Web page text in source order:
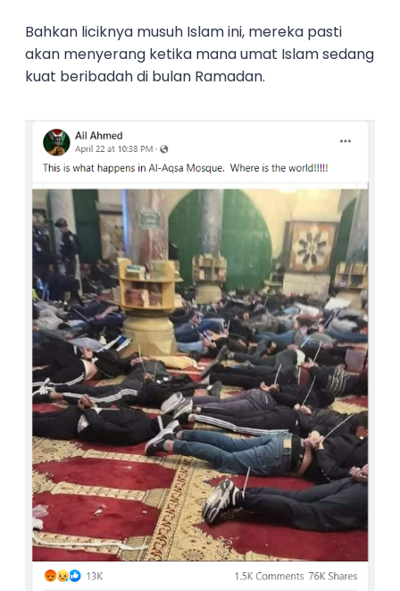
Bahkan liciknya musuh Islam ini, mereka pasti
akan menyerang ketika mana umat Islam sedang
kuat beribadah di bulan Ramadan.